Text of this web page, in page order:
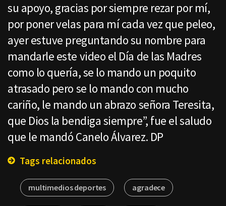
su apoyo, gracias por siempre rezar por mí,
por poner velas para mí cada vez que peleo,
ayer estuve preguntando su nombre para
mandarle este video el Día de las Madres
como lo quería, se lo mando un poquito
atrasado pero se lo mando con mucho
cariño, le mando un abrazo señora Teresita,
que Dios la bendiga siempre”, fue el saludo
que le mandó Canelo Álvarez. DP
Tags relacionados
multimedios deportes agradece